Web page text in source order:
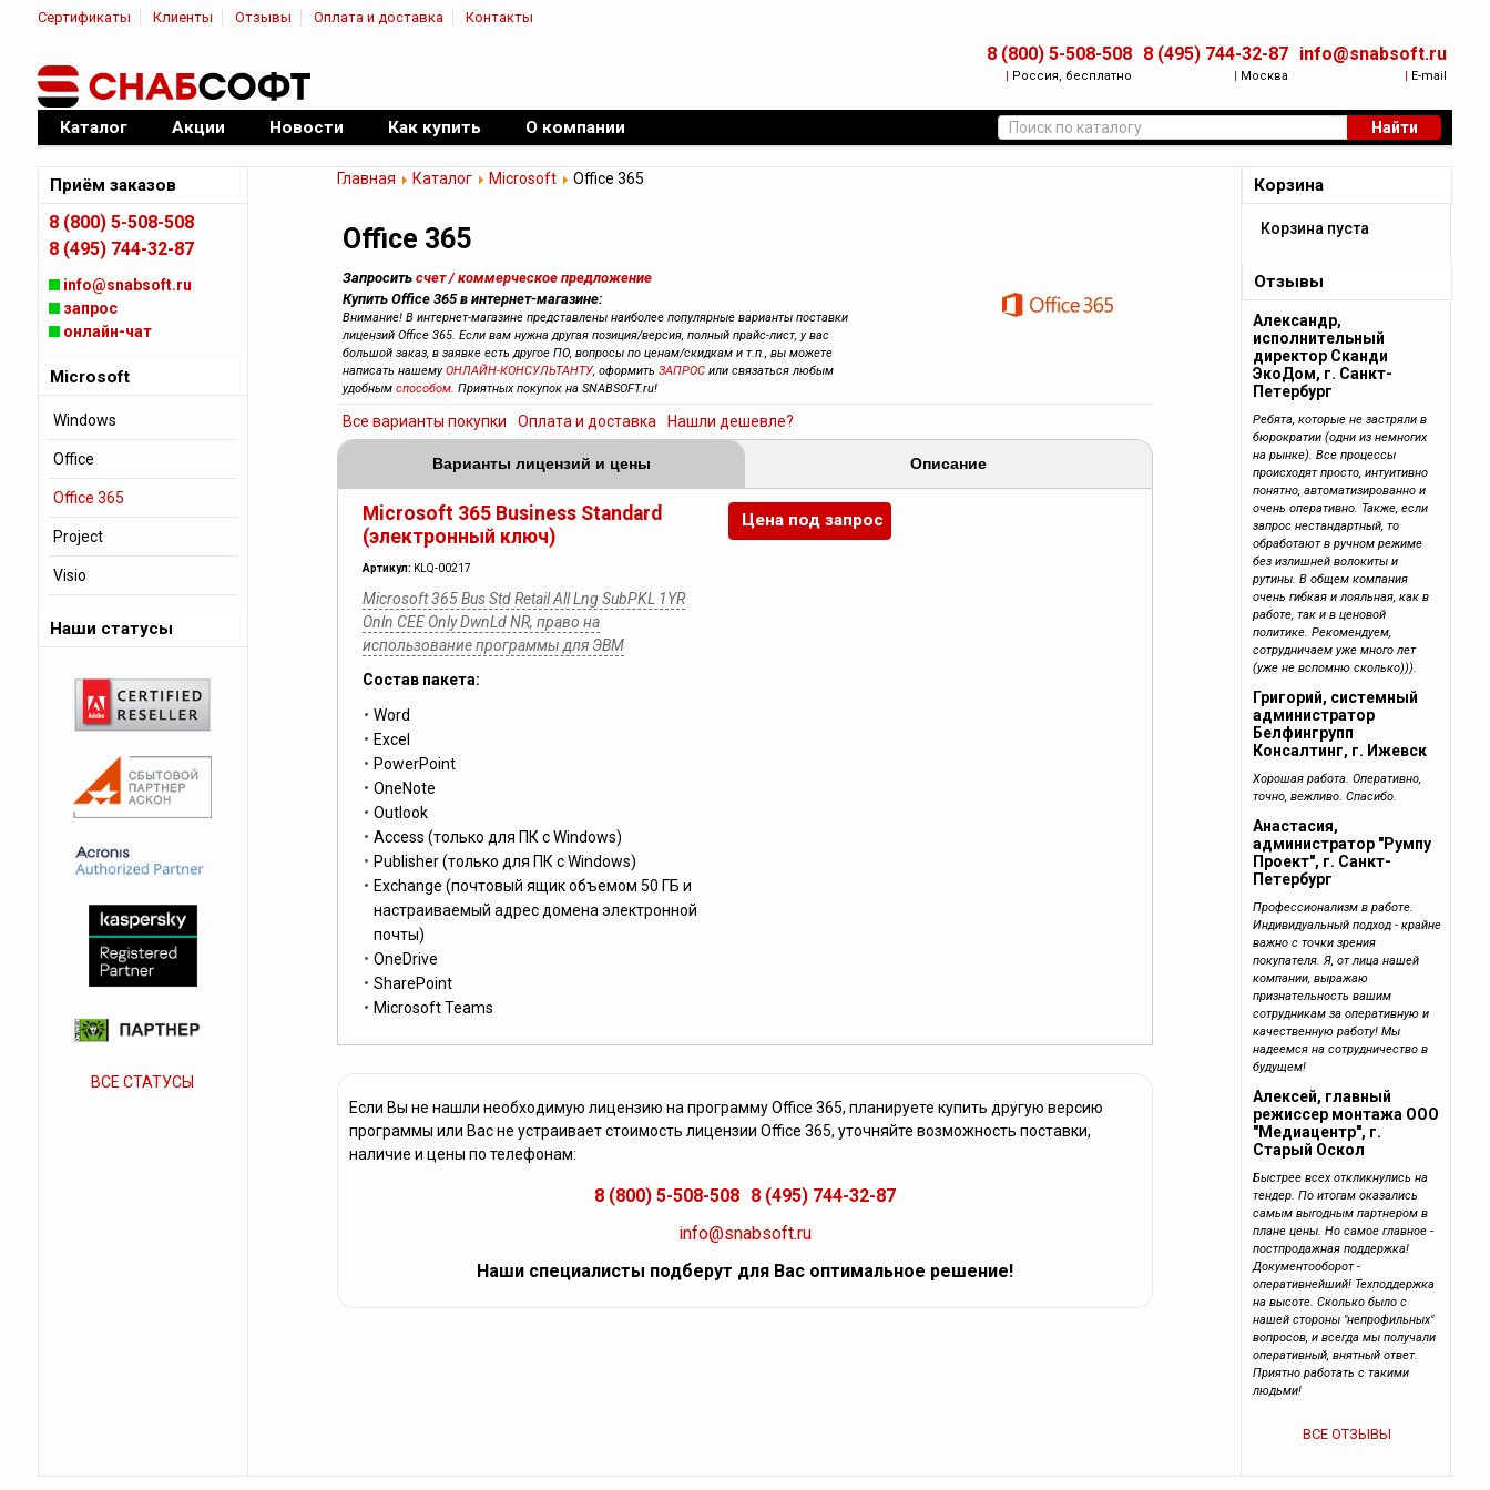
Сертификаты Клиенты Отзывы Оплата и доставка Контакты
8 (800) 5-508-508
| Россия, бесплатно
8 (495) 744-32-87
| Москва
info@snabsoft.ru
| E-mail
Официальный дилер ПО
Каталог Акции Новости Как купить О компании Найти
Главная Каталог Microsoft Office 365
Office 365
Запросить счет / коммерческое предложение
Купить Office 365 в интернет-магазине:
Внимание! В интернет-магазине представлены наиболее популярные варианты поставки
лицензий Office 365. Если вам нужна другая позиция/версия, полный прайс-лист, у вас
большой заказ, в заявке есть другое ПО, вопросы по ценам/скидкам и т.п., вы можете
написать нашемуОНЛАЙН-КОНСУЛЬТАНТУ, оформить ЗАПРОСили связаться любым
удобным способом. Приятных покупок на SNABSOFT.ru!
Все варианты покупки Оплата и доставка Нашли дешевле?
Варианты лицензий и цены Описание
Microsoft 365 Business Standard
(электронный ключ)
Артикул: KLQ-00217
Microsoft 365 Bus Std Retail All Lng SubPKL 1YR
Onln CEE Only DwnLd NR, право на
использование программы для ЭВМ
Состав пакета:
Word
Excel
PowerPoint
OneNote
Outlook
Access (только для ПК с Windows)
Publisher (только для ПК с Windows)
Exchange (почтовый ящик объемом 50 ГБ и
настраиваемый адрес домена электронной
почты)
OneDrive
SharePoint
Microsoft Teams
Цена под запрос
Если Вы не нашли необходимую лицензию на программу Office 365, планируете купить другую версию
программы или Вас не устраивает стоимость лицензии Office 365, уточняйте возможность поставки,
наличие и цены по телефонам:
8 (800) 5-508-508 8 (495) 744-32-87
info@snabsoft.ru
Наши специалисты подберут для Вас оптимальное решение!
Приём заказов
8 (800) 5-508-508
8 (495) 744-32-87
info@snabsoft.ru
запрос
онлайн-чат
Microsoft
Windows
Office
Office 365
Project
Visio
Наши статусы
ВСЕ СТАТУСЫ
Корзина
Корзина пуста
Отзывы
Александр,
исполнительный
директор Сканди
ЭкоДом, г. Санкт-
Петербург
Ребята, которые не застряли в
бюрократии (одни из немногих
на рынке). Все процессы
происходят просто, интуитивно
понятно, автоматизированно и
очень оперативно. Также, если
запрос нестандартный, то
обработают в ручном режиме
без излишней волокиты и
рутины. В общем компания
очень гибкая и лояльная, как в
работе, так и в ценовой
политике. Рекомендуем,
сотрудничаем уже много лет
(уже не вспомню сколько))).
Григорий, системный
администратор
Белфингрупп
Консалтинг, г. Ижевск
Хорошая работа. Оперативно,
точно, вежливо. Спасибо.
Анастасия,
администратор "Румпу
Проект", г. Санкт-
Петербург
Профессионализм в работе.
Индивидуальный подход - крайне
важно с точки зрения
покупателя. Я, от лица нашей
компании, выражаю
признательность вашим
сотрудникам за оперативную и
качественную работу! Мы
надеемся на сотрудничество в
будущем!
Алексей, главный
режиссер монтажа ООО
"Медиацентр", г.
Старый Оскол
Быстрее всех откликнулись на
тендер. По итогам оказались
самым выгодным партнером в
плане цены. Но самое главное -
постпродажная поддержка!
Документооборот -
оперативнейший! Техподдержка
на высоте. Сколько было с
нашей стороны "непрофильных"
вопросов, и всегда мы получали
оперативный, внятный ответ.
Приятно работать с такими
людьми!
ВСЕ ОТЗЫВЫ